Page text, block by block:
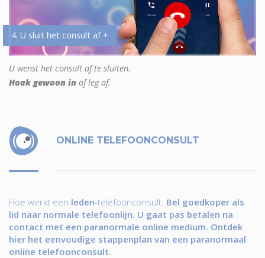
4. U sluit het consult af +
U wenst het consult af te sluiten.
Haak gewoon in of leg af.
ONLINE TELEFOONCONSULT
Hoe werkt een leden-telefoonconsult. Bel goedkoper als
lid naar normale telefoonlijn. U gaat pas betalen na
contact met een paranormale online medium. Ontdek
hier het eenvoudige stappenplan van een paranormaal
online telefoonconsult.